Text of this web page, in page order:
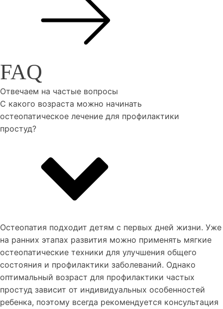
FAQ
Отвечаем на частые вопросы
С какого возраста можно начинать
остеопатическое лечение для профилактики
простуд?
Остеопатия подходит детям с первых дней жизни. Уже
на ранних этапах развития можно применять мягкие
остеопатические техники для улучшения общего
состояния и профилактики заболеваний. Однако
оптимальный возраст для профилактики частых
простуд зависит от индивидуальных особенностей
ребенка, поэтому всегда рекомендуется консультация